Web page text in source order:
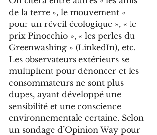
de la terre », le mouvement «
pour un réveil écologique », « le
prix Pinocchio », « les perles du
Greenwashing » (LinkedIn), etc.
Les observateurs extérieurs se
multiplient pour dénoncer et les
consommateurs ne sont plus
dupes, ayant développé une
sensibilité et une conscience
environnementale certaine. Selon
un sondage d’Opinion Way pour